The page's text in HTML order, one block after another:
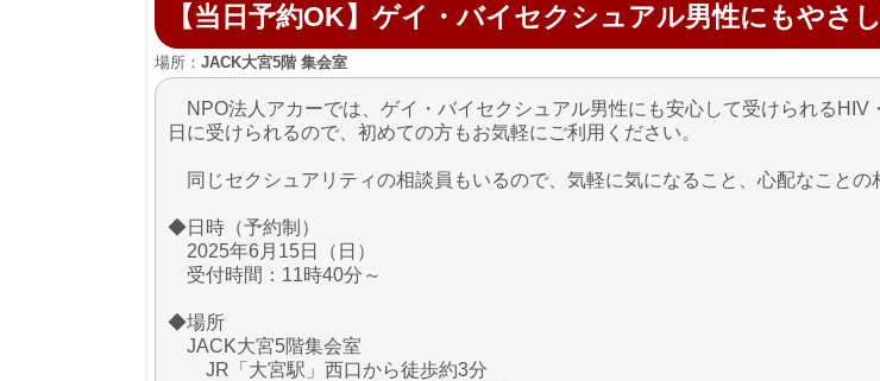
【当日予約OK】ゲイ・バイセクシュアル男性にもやさ
場所： JACK大宮5階 集会室
NPO法人アカーでは、ゲイ・バイセクシュアル男性にも安心して受けられる
日に受けられるので、初めての方もお気軽にご利用ください。
同じセクシュアリティの相談員もいるので、気軽に気になること、心配なことの
◆日時（予約制）
2025年6月15日（日）
受付時間：11時40分～
◆場所
JACK大宮5階集会室
JR「大宮駅」西口から徒歩約3分